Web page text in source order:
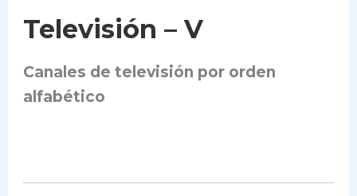
Televisión – V
Canales de televisión por orden
alfabético